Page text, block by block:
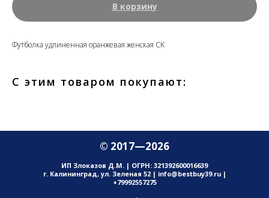
В корзину
Футболка удлиненная оранжевая женская CK
С этим товаром покупают:
© 2017—2026
ИП Злоказов Д.М. | ОГРН: 321392600016639
г. Калининград, ул. Зеленая 52 | info@bestbuy39.ru |
+79992557275